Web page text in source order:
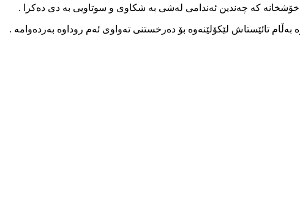
کە چەندین ئەندامی لەشی بە شکاوی و سوتاویی بە دی دەکرا .
تائێستاش لێکۆلێنەوە بۆ دەرخستنی تەواوی ئەم روداوە بەردەوامە .